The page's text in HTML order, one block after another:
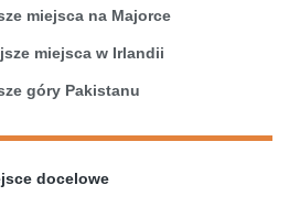
miejsca na Majorce
miejsca w Irlandii
góry Pakistanu
docelowe